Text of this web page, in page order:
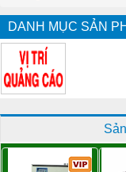
DANH MỤC SẢN